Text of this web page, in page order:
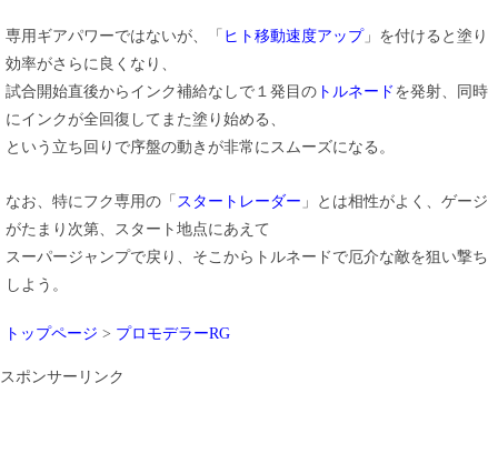
専用ギアパワーではないが、「 ヒト移動速度アップ」を付けると塗り
効率がさらに良くなり、
試合開始直後からインク補給なしで１発目の トルネード を発射、同時
にインクが全回復してまた塗り始める、
という立ち回りで序盤の動きが非常にスムーズになる。
なお、特にフク専用の「 スタートレーダー 」とは相性がよく、ゲージ
がたまり次第、スタート地点にあえて
スーパージャンプで戻り、そこからトルネードで厄介な敵を狙い撃ち
しよう。
トップページ > プロモデラーRG
スポンサーリンク